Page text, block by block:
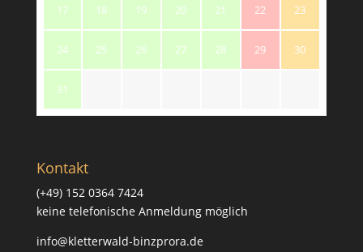
17 18 19 20 21 22 23
24 25 26 27 28 29 30
31
Kontakt
(+49) 152 0364 7424
keine telefonische Anmeldung möglich
info@kletterwald-binzprora.de